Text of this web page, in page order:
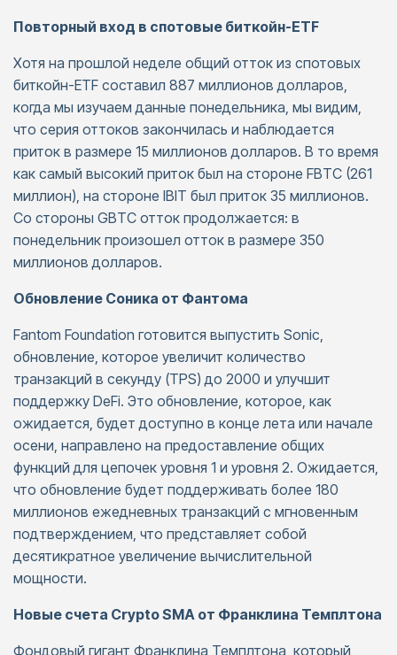
Повторный вход в спотовые биткойн-ETF
Хотя на прошлой неделе общий отток из спотовых
биткойн-ETF составил 887 миллионов долларов,
когда мы изучаем данные понедельника, мы видим,
что серия оттоков закончилась и наблюдается
приток в размере 15 миллионов долларов. В то время
как самый высокий приток был на стороне FBTC (261
миллион), на стороне IBIT был приток 35 миллионов.
Со стороны GBTC отток продолжается: в
понедельник произошел отток в размере 350
миллионов долларов.
Обновление Соника от Фантома
Fantom Foundation готовится выпустить Sonic,
обновление, которое увеличит количество
транзакций в секунду (TPS) до 2000 и улучшит
поддержку DeFi. Это обновление, которое, как
ожидается, будет доступно в конце лета или начале
осени, направлено на предоставление общих
функций для цепочек уровня 1 и уровня 2. Ожидается,
что обновление будет поддерживать более 180
миллионов ежедневных транзакций с мгновенным
подтверждением, что представляет собой
десятикратное увеличение вычислительной
мощности.
Новые счета Crypto SMA от Франклина Темплтона
Фондовый гигант Франклина Темплтона, который